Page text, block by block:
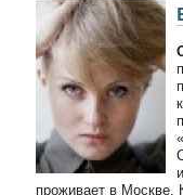
проживает в Москве.